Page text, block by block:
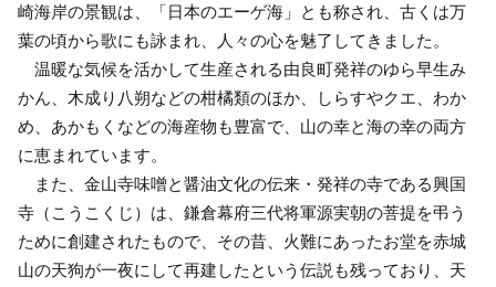
崎海岸の景観は、「日本のエーゲ海」とも称され、古くは万
葉の頃から歌にも詠まれ、人々の心を魅了してきました。
温暖な気候を活かして生産される由良町発祥のゆら早生み
かん、木成り八朔などの柑橘類のほか、しらすやクエ、わか
め、あかもくなどの海産物も豊富で、山の幸と海の幸の両方
に恵まれています。
また、金山寺味噌と醤油文化の伝来・発祥の寺である興国
寺（こうこくじ）は、鎌倉幕府三代将軍源実朝の菩提を弔う
ために創建されたもので、その昔、火難にあったお堂を赤城
山の天狗が一夜にして再建したという伝説も残っており、天